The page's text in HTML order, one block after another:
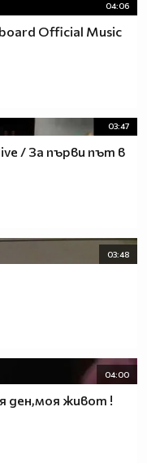
04:06
Official Music
03:47
/ За първи път в
03:48
04:00
ден,моя живот !